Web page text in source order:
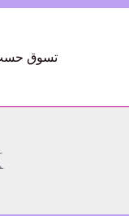
تسوق حسب